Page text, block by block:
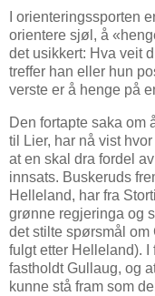
I orienteringssporten
orientere sjøl, å
det usikkert: Hva veit
treffer han eller hun
verste er å henge på
Den fortapte saka om
til Lier, har nå vist
at en skal dra fordel
innsats. Buskeruds
Helleland, har fra
grønne regjeringa og
det stilte spørsmål
fulgt etter Helleland).
fastholdt Gullaug, og
kunne stå fram som